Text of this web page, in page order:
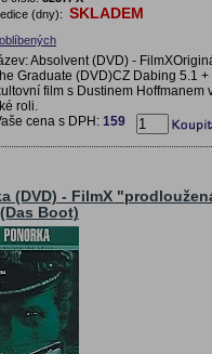
(dny): SKLADEM
Absolvent (DVD) -
Graduate (DVD)CZ Dabing 5.1 +
film s Dustinem Hoffmanem
roli.
cena s DPH: 159
(DVD) - FilmX
Boot)